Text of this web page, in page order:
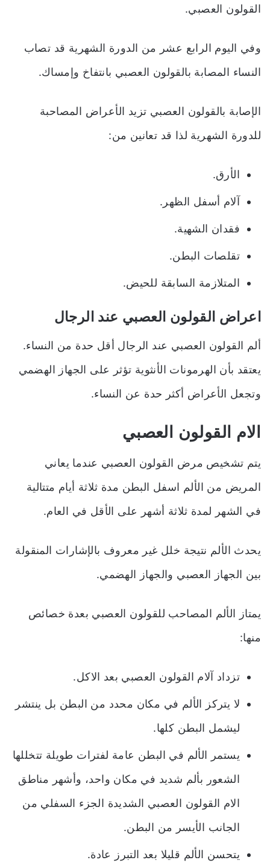
القولون العصبي.
وفي اليوم الرابع عشر من الدورة الشهرية قد تصاب
النساء المصابة بالقولون العصبي بانتفاخ وإمساك.
الإصابة بالقولون العصبي تزيد الأعراض المصاحبة
للدورة الشهرية لذا قد تعانين من:
الأرق.
آلام أسفل الظهر.
فقدان الشهية.
تقلصات البطن.
المتلازمة السابقة للحيض.
اعراض القولون العصبي عند الرجال
ألم القولون العصبي عند الرجال أقل حدة من النساء.
يعتقد بأن الهرمونات الأنثوية تؤثر على الجهاز الهضمي
وتجعل الأعراض أكثر حدة عن النساء.
الام القولون العصبي
يتم تشخيص مرض القولون العصبي عندما يعاني
المريض من الألم اسفل البطن مدة ثلاثة أيام متتالية
في الشهر لمدة ثلاثة أشهر على الأقل في العام.
يحدث الألم نتيجة خلل غير معروف بالإشارات المنقولة
بين الجهاز العصبي والجهاز الهضمي.
يمتاز الألم المصاحب للقولون العصبي بعدة خصائص
منها:
تزداد آلام القولون العصبي بعد الاكل.
لا يتركز الألم في مكان محدد من البطن بل ينتشر
ليشمل البطن كلها.
يستمر الألم في البطن عامة لفترات طويلة تتخللها
الشعور بألم شديد في مكان واحد، وأشهر مناطق
الام القولون العصبي الشديدة الجزء السفلي من
الجانب الأيسر من البطن.
يتحسن الألم قليلا بعد التبرز عادة.